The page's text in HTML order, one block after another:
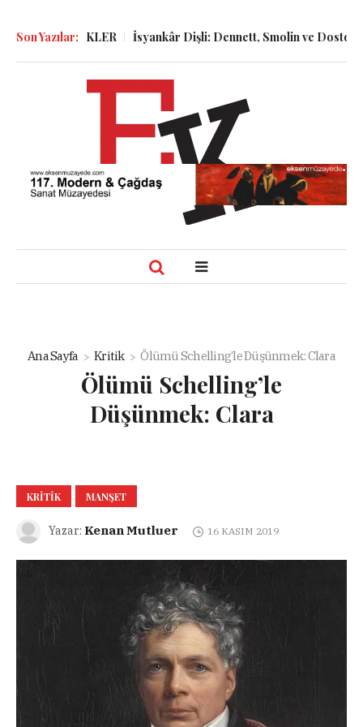
Son Yazılar:
GÜNLÜKLER İsyankâr Dişli: Dennett, Smolin ve
Ana Sayfa Kritik Ölümü Schelling’le Düşünmek: Clara
Ölümü Schelling’le
Düşünmek: Clara
KRITIK MANŞET
Yazar: Kenan Mutluer 16 KASIM 2019